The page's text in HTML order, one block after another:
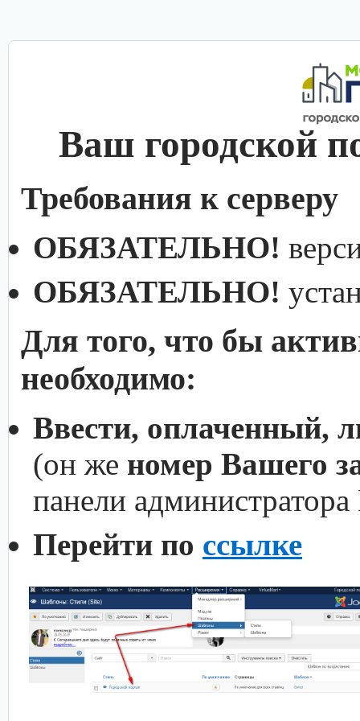
Ваш городской
Требования к серверу
ОБЯЗАТЕЛЬНО!
ОБЯЗАТЕЛЬНО!
Для того, что бы
необходимо:
Ввести, оплаченный,
(он же номер Вашего
панели
Перейти по ссылке